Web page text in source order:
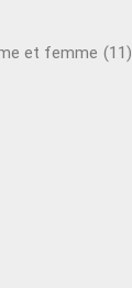
et femme (11)